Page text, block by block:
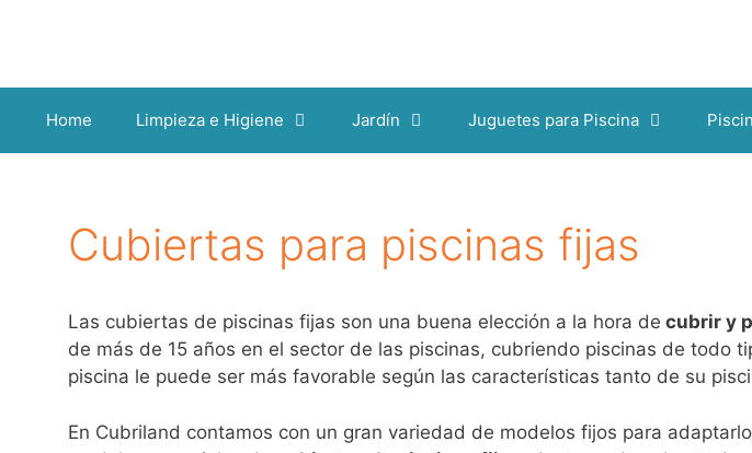
Home Limpieza e Higiene Jardín Juguetes para Piscina
Cubiertas para piscinas fijas
Las cubiertas de piscinas fijas son una buena elección a la hora de cubrir y
de más de 15 años en el sector de las piscinas, cubriendo piscinas de todo
piscina le puede ser más favorable según las características tanto de su
En Cubriland contamos con un gran variedad de modelos fijos para